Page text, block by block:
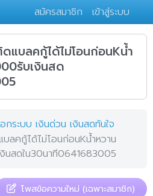
สมัครสมาชิก เข้าสู่ระบบ
แบลคกู้ได้ไม่โอนก่อนKน้ำ
รับเงินสด
กระบบ เงินด่วน เงินสดทันใจ
ลคกู้ได้ไม่โอนก่อนKน้ำหวาน
สดใน30นาที0641683005
โพสข้อความใหม่ (เฉพาะสมาชิก)